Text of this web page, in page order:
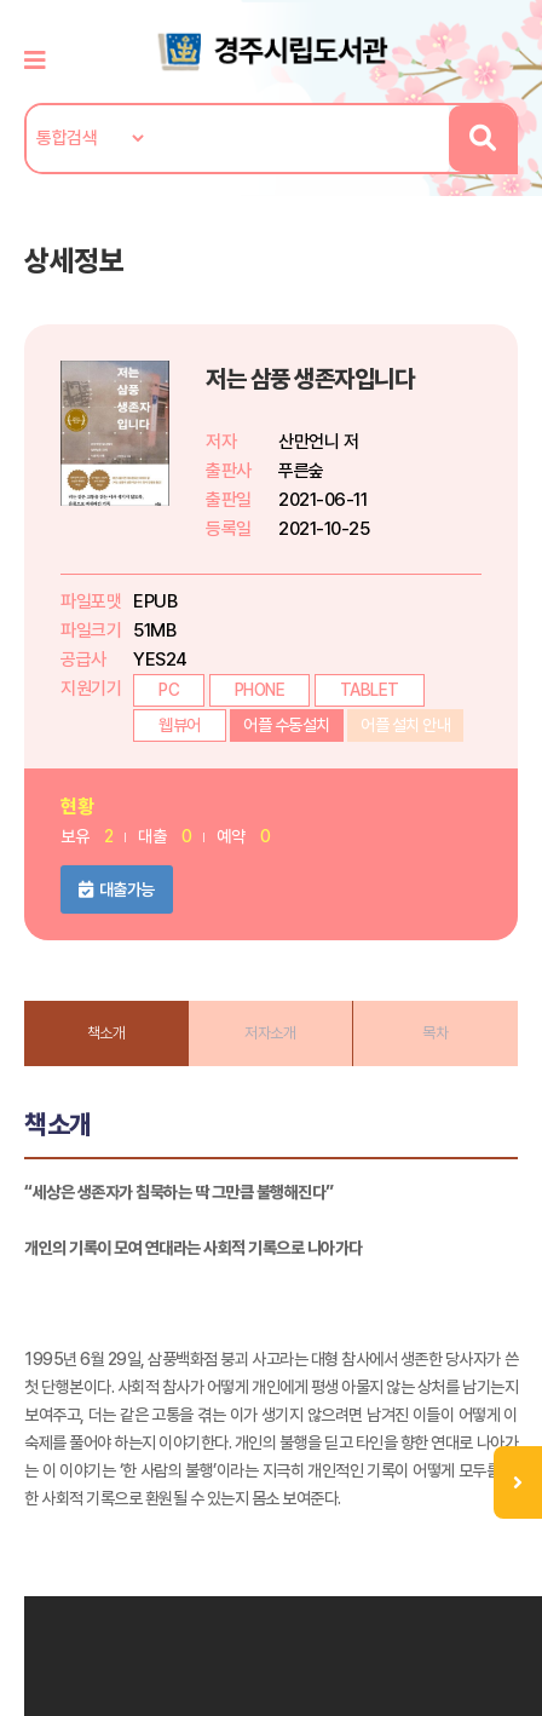
상세정보
저는 삼풍 생존자입니다
저자
산만언니 저
출판사
푸른숲
출판일
2021-06-11
등록일
2021-10-25
파일포맷
EPUB
파일크기
51MB
공급사
YES24
지원기기
PC PHONE
TABLET
웹뷰어
어플 수동설치 어플 설치 안내
현황
보유 2 대출 0 예약 0
대출가능
책소개 저자소개 목차
책소개
“세상은 생존자가 침묵하는 딱 그만큼 불행해진다”
개인의 기록이 모여 연대라는 사회적 기록으로 나아가다
1995년 6월 29일, 삼풍백화점 붕괴 사고라는 대형 참사에서 생존한 당사자가 쓴
첫 단행본이다. 사회적 참사가 어떻게 개인에게 평생 아물지 않는 상처를 남기는지
보여주고, 더는 같은 고통을 겪는 이가 생기지 않으려면 남겨진 이들이 어떻게 이
숙제를 풀어야 하는지 이야기한다. 개인의 불행을 딛고 타인을 향한 연대로 나아가
는 이 이야기는 ‘한 사람의 불행’이라는 지극히 개인적인 기록이 어떻게 모두를 위
한 사회적 기록으로 환원될 수 있는지 몸소 보여준다.